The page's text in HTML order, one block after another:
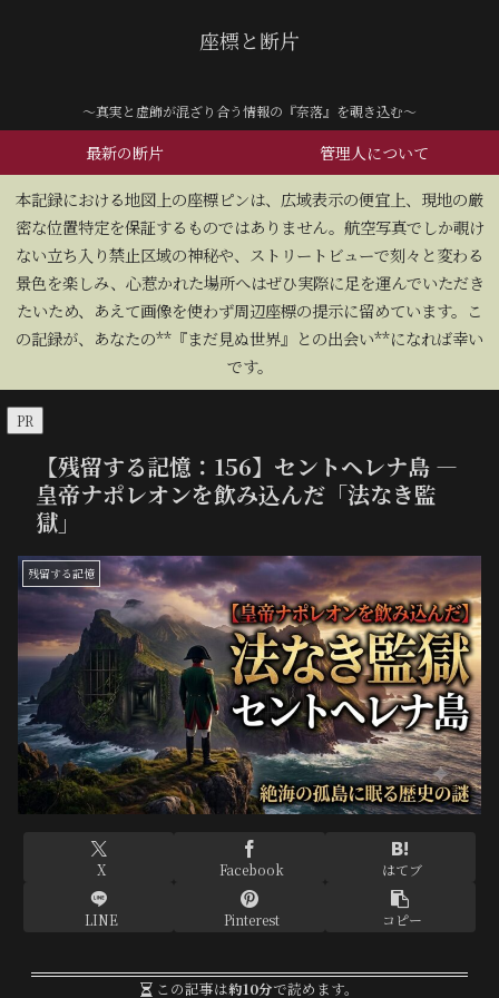
座標と断片
～真実と虚飾が混ざり合う情報の『奈落』を覗き込む～
最新の断片 管理人について
​本記録における地図上の座標ピンは、広域表示の便宜上、現地の厳
密な位置特定を保証するものではありません。航空写真でしか覗け
ない立ち入り禁止区域の神秘や、ストリートビューで刻々と変わる
景色を楽しみ、心惹かれた場所へはぜひ実際に足を運んでいただき
たいため、あえて画像を使わず周辺座標の提示に留めています。こ
の記録が、あなたの**『まだ見ぬ世界』との出会い**になれば幸い
です。
PR
【残留する記憶：156】セントヘレナ島 —
皇帝ナポレオンを飲み込んだ「法なき監
獄」
残留する記憶
X Facebook はてブ
LINE Pinterest コピー
この記事は約10分で読めます。